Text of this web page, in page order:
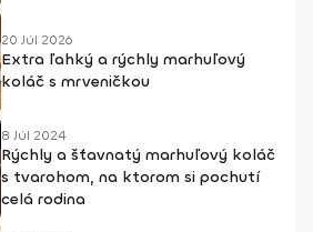
20 Júl 2026
Extra ľahký a rýchly marhuľový
koláč s mrveničkou
8 Júl 2024
Rýchly a šťavnatý marhuľový koláč
s tvarohom, na ktorom si pochutí
celá rodina